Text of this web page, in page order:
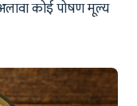
कोई पोषण मूल्य